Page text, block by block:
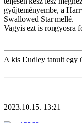
gyűjteményembe, a
Swallowed Star mellé.
Vagyis ezt is rongyosra
A kis Dudley tanult egy
2023.10.15. 13:21